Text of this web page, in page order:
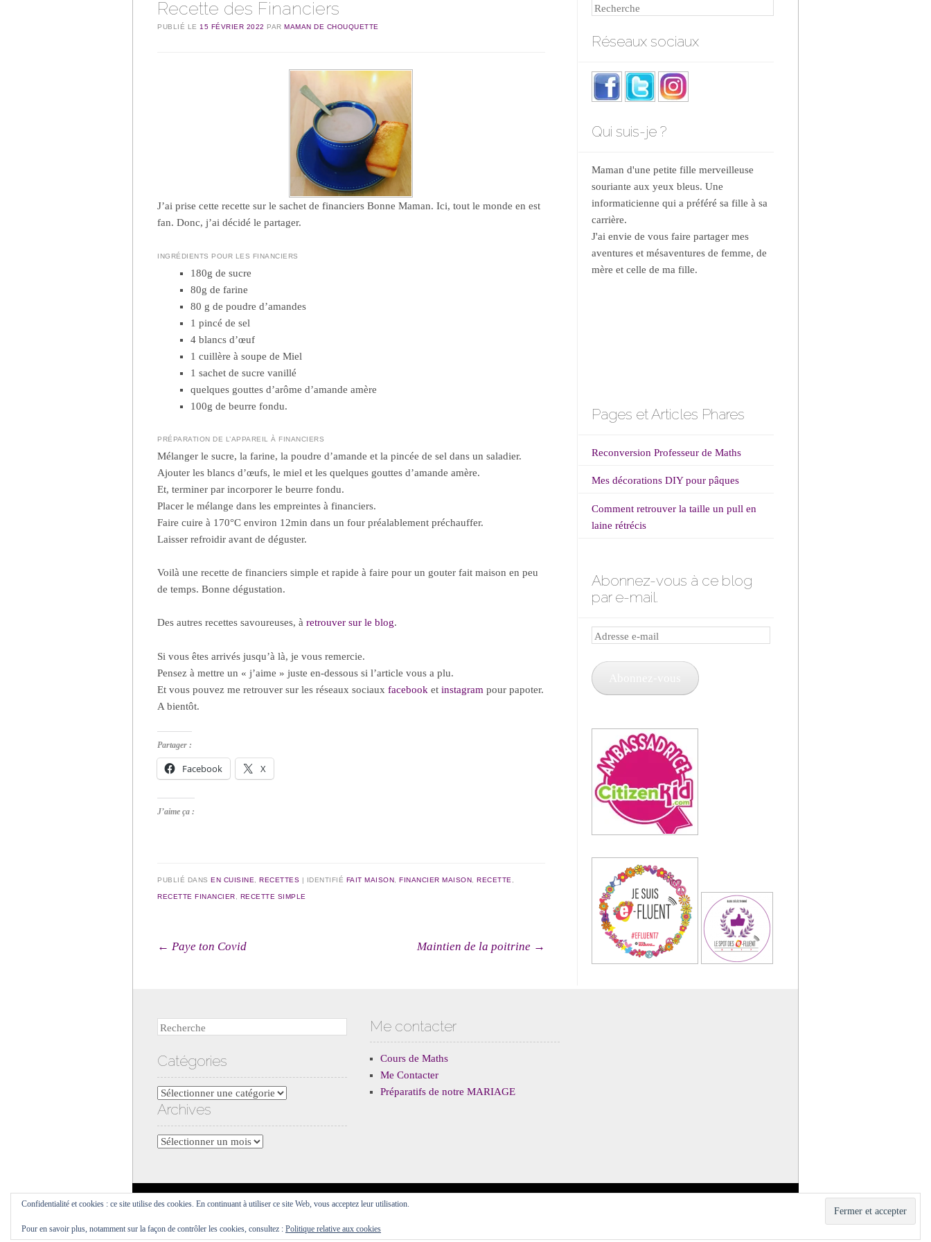
Recette des Financiers
PUBLIÉ LE 15 FÉVRIER 2022 PAR MAMAN DE CHOUQUETTE
J’ai prise cette recette sur le sachet de financiers Bonne Maman. Ici, tout le monde en est
fan. Donc, j’ai décidé le partager.
INGRÉDIENTS POUR LES FINANCIERS
180g de sucre
80g de farine
80 g de poudre d’amandes
1 pincé de sel
4 blancs d’œuf
1 cuillère à soupe de Miel
1 sachet de sucre vanillé
quelques gouttes d’arôme d’amande amère
100g de beurre fondu.
PRÉPARATION DE L’APPAREIL À FINANCIERS
Mélanger le sucre, la farine, la poudre d’amande et la pincée de sel dans un saladier.
Ajouter les blancs d’œufs, le miel et les quelques gouttes d’amande amère.
Et, terminer par incorporer le beurre fondu.
Placer le mélange dans les empreintes à financiers.
Faire cuire à 170°C environ 12min dans un four préalablement préchauffer.
Laisser refroidir avant de déguster.
Voilà une recette de financiers simple et rapide à faire pour un gouter fait maison en peu
de temps. Bonne dégustation.
Des autres recettes savoureuses, à retrouver sur le blog.
Si vous êtes arrivés jusqu’à là, je vous remercie.
Pensez à mettre un « j’aime » juste en-dessous si l’article vous a plu.
Et vous pouvez me retrouver sur les réseaux sociaux facebook et instagram pour papoter.
A bientôt.
Partager :
Facebook X
J’aime ça :
PUBLIÉ DANS EN CUISINE RECETTES | IDENTIFIÉ FAIT MAISON FINANCIER MAISON RECETTE
RECETTE FINANCIER RECETTE SIMPLE
Navigation des articles
← Paye ton Covid Maintien de la poitrine →
Recherche
Réseaux sociaux
Qui suis-je ?
Maman d'une petite fille merveilleuse
souriante aux yeux bleus. Une
informaticienne qui a préféré sa fille à sa
carrière.
J'ai envie de vous faire partager mes
aventures et mésaventures de femme, de
mère et celle de ma fille.
Pages et Articles Phares
Reconversion Professeur de Maths
Mes décorations DIY pour pâques
Comment retrouver la taille un pull en
laine rétrécis
Abonnez-vous à ce blog
par e-mail.
Adresse
mail
Recherche
Catégories
Catégories
Archives
Archives
Me contacter
Cours de Maths
Me Contacter
Préparatifs de notre MARIAGE
Fièrement propulsé par WordPress
Confidentialité et cookies : ce site utilise des cookies. En continuant à utiliser ce site Web, vous acceptez leur utilisation.
Pour en savoir plus, notamment sur la façon de contrôler les cookies, consultez : Politique relative aux cookies